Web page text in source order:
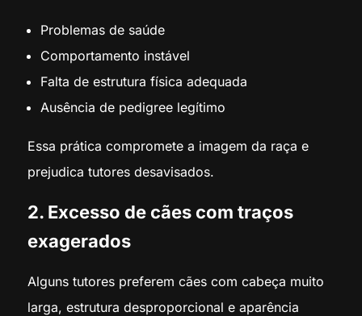
Problemas de saúde
Comportamento instável
Falta de estrutura física adequada
Ausência de pedigree legítimo
Essa prática compromete a imagem da raça e
prejudica tutores desavisados.
2. Excesso de cães com traços
exagerados
Alguns tutores preferem cães com cabeça muito
larga, estrutura desproporcional e aparência